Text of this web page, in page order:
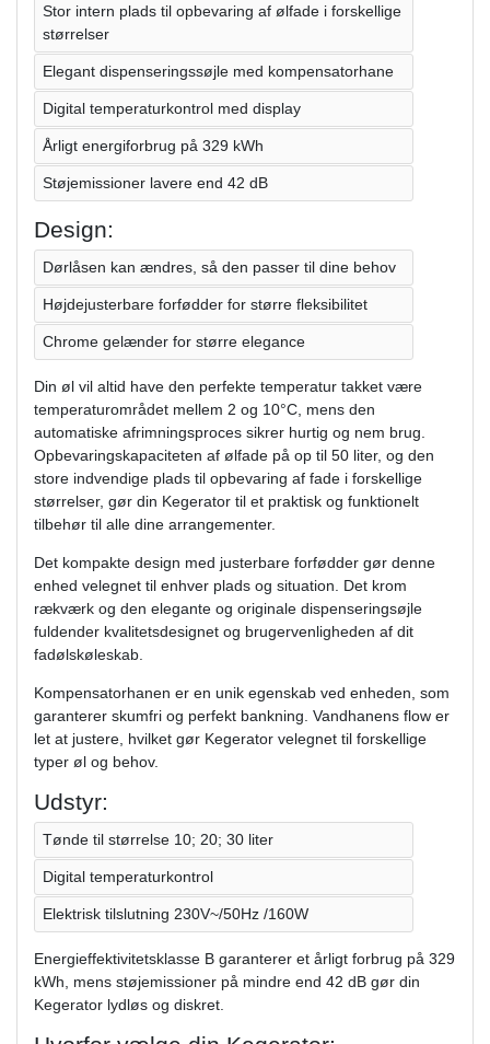
Stor intern plads til opbevaring af ølfade i forskellige
størrelser
Elegant dispenseringssøjle med kompensatorhane
Digital temperaturkontrol med display
Årligt energiforbrug på 329 kWh
Støjemissioner lavere end 42 dB
Design:
Dørlåsen kan ændres, så den passer til dine behov
Højdejusterbare forfødder for større fleksibilitet
Chrome gelænder for større elegance
Din øl vil altid have den perfekte temperatur takket være
temperaturområdet mellem 2 og 10°C, mens den
automatiske afrimningsproces sikrer hurtig og nem brug.
Opbevaringskapaciteten af ​​ølfade på op til 50 liter, og den
store indvendige plads til opbevaring af fade i forskellige
størrelser, gør din Kegerator til et praktisk og funktionelt
tilbehør til alle dine arrangementer.
Det kompakte design med justerbare forfødder gør denne
enhed velegnet til enhver plads og situation. Det krom
rækværk og den elegante og originale dispenseringsøjle
fuldender kvalitetsdesignet og brugervenligheden af ​​dit
fadølskøleskab.
Kompensatorhanen er en unik egenskab ved enheden, som
garanterer skumfri og perfekt bankning. Vandhanens flow er
let at justere, hvilket gør Kegerator velegnet til forskellige
typer øl og behov.
Udstyr:
Tønde til størrelse 10; 20; 30 liter
Digital temperaturkontrol
Elektrisk tilslutning 230V~/50Hz /160W
Energieffektivitetsklasse B garanterer et årligt forbrug på 329
kWh, mens støjemissioner på mindre end 42 dB gør din
Kegerator lydløs og diskret.